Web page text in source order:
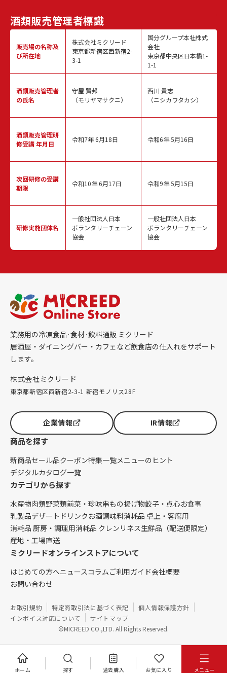
ホーム 探す 過去購入 お気に入り メニュー
酒類販売管理者標識
販売場の名称及
び所在地
酒類販売管理者
の氏名
酒類販売管理研
修受講 年月日
次回研修の受講
期限
研修実施団体名
株式会社ミクリード
東京都新宿区西新宿2-
3-1
守屋 賢邦
（モリヤマサクニ）
令和7年 6月18日
令和10年 6月17日
一般社団法人日本
ボランタリーチェーン
協会
国分グループ本社株式
会社
東京都中央区日本橋1-
1-1
西川 貴志
（ニシカワタカシ）
令和6年 5月16日
令和9年 5月15日
一般社団法人日本
ボランタリーチェーン
協会
業務用の冷凍食品·食材·飲料通販 ミクリード
居酒屋・ダイニングバー・カフェなど飲食店の仕入れをサポート
します。
株式会社ミクリード
東京都新宿区西新宿2-3-1 新宿モノリス28F
企業情報 IR情報
商品を探す
新商品セール品クーポン特集一覧メニューのヒント
デジタルカタログ一覧
カテゴリから探す
水産物肉類野菜類前菜・珍味串もの揚げ物餃子・点心お食事
乳製品デザート ドリンク お酒調味料消耗品 卓上・客席用
消耗品 厨房・調理用消耗品 クレンリネス生鮮品（配送便限定）
産地・工場直送
ミクリードオンラインストアについて
はじめての方へニュースコラムご利用ガイド会社概要
お問い合わせ
©MICREED CO.,LTD. All Rights Reserved.
お取引規約 特定商取引法に基づく表記
個人情報保護方針
インボイス対応について
サイトマップ